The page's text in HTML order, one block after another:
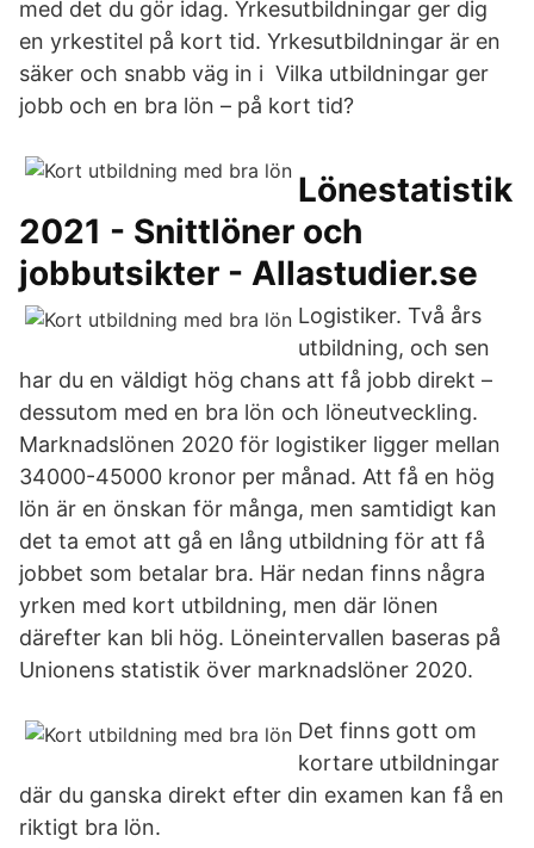
med det du gör idag. Yrkesutbildningar ger dig
en yrkestitel på kort tid. Yrkesutbildningar är en
säker och snabb väg in i Vilka utbildningar ger
jobb och en bra lön – på kort tid?
Lönestatistik
2021 - Snittlöner och
jobbutsikter - Allastudier.se
Logistiker. Två års
utbildning, och sen
har du en väldigt hög chans att få jobb direkt –
dessutom med en bra lön och löneutveckling.
Marknadslönen 2020 för logistiker ligger mellan
34000-45000 kronor per månad. Att få en hög
lön är en önskan för många, men samtidigt kan
det ta emot att gå en lång utbildning för att få
jobbet som betalar bra. Här nedan finns några
yrken med kort utbildning, men där lönen
därefter kan bli hög. Löneintervallen baseras på
Unionens statistik över marknadslöner 2020.
Det finns gott om
kortare utbildningar
där du ganska direkt efter din examen kan få en
riktigt bra lön.